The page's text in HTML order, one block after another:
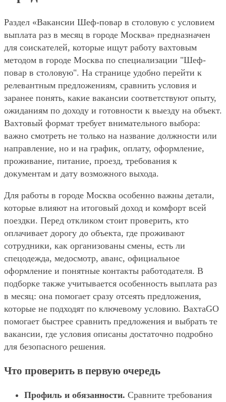
Раздел «Вакансии Шеф-повар в столовую с условием
выплата раз в месяц в городе Москва» предназначен
для соискателей, которые ищут работу вахтовым
методом в городе Москва по специализации "Шеф-
повар в столовую". На странице удобно перейти к
релевантным предложениям, сравнить условия и
заранее понять, какие вакансии соответствуют опыту,
ожиданиям по доходу и готовности к выезду на объект.
Вахтовый формат требует внимательного выбора:
важно смотреть не только на название должности или
направление, но и на график, оплату, оформление,
проживание, питание, проезд, требования к
документам и дату возможного выхода.
Для работы в городе Москва особенно важны детали,
которые влияют на итоговый доход и комфорт всей
поездки. Перед откликом стоит проверить, кто
оплачивает дорогу до объекта, где проживают
сотрудники, как организованы смены, есть ли
спецодежда, медосмотр, аванс, официальное
оформление и понятные контакты работодателя. В
подборке также учитывается особенность выплата раз
в месяц: она помогает сразу отсеять предложения,
которые не подходят по ключевому условию. ВахтаGO
помогает быстрее сравнить предложения и выбрать те
вакансии, где условия описаны достаточно подробно
для безопасного решения.
Что проверить в первую очередь
Профиль и обязанности. Сравните требования